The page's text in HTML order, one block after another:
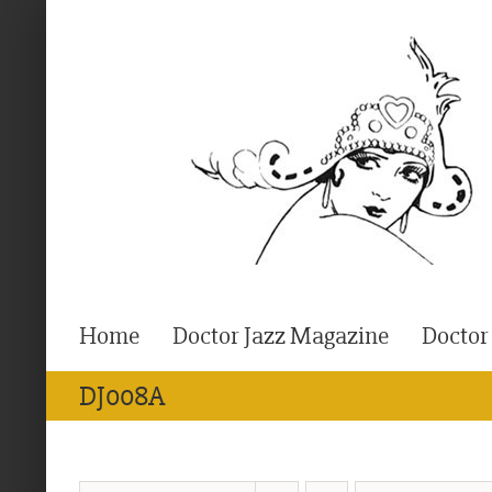
Home Doctor Jazz Magazine Doctor
DJ008A